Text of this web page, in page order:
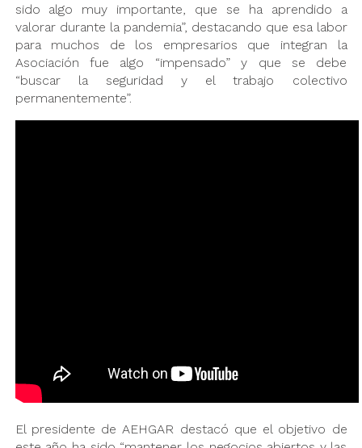
sido algo muy importante, que se ha aprendido a
valorar durante la pandemia”, destacando que esa labor
para muchos de los empresarios que integran la
Asociación fue algo “impensado” y que se debe
“buscar la seguridad y el trabajo colectivo
permanentemente”.
El presidente de AEHGAR destacó que el objetivo de